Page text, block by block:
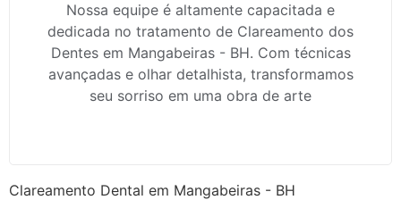
Nossa equipe é altamente capacitada e
dedicada no tratamento de Clareamento dos
Dentes em Mangabeiras - BH. Com técnicas
avançadas e olhar detalhista, transformamos
seu sorriso em uma obra de arte
Clareamento Dental em Mangabeiras - BH